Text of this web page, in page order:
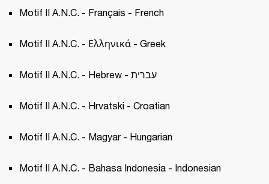
Motif II A.N.C. - Français - French
Motif II A.N.C. - Ελληνικά - Greek
Motif II A.N.C. - Hebrew - עברית
Motif II A.N.C. - Hrvatski - Croatian
Motif II A.N.C. - Magyar - Hungarian
Motif II A.N.C. - Bahasa Indonesia - Indonesian